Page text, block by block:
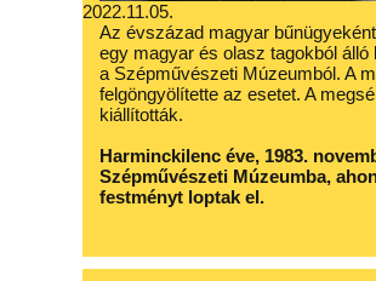
2022.11.05.
Az évszázad magyar
egy magyar és olasz tagokból
a Szépművészeti Múzeumból. A
felgöngyölítette az esetet. A
kiállították.
Harminckilenc éve, 1983.
Szépművészeti Múzeumba,
festményt loptak el.